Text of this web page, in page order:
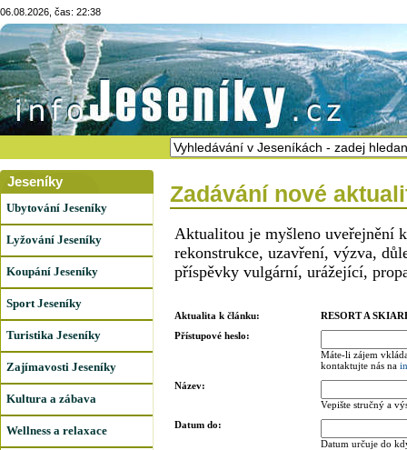
06.08.2026, čas: 22:38
Jeseníky
Ubytování Jeseníky
Lyžování Jeseníky
Koupání Jeseníky
Sport Jeseníky
Turistika Jeseníky
Zajímavosti Jeseníky
Kultura a zábava
Wellness a relaxace
Zadávání nové
Aktualitou je myšleno uveřejnění
rekonstrukce, uzavření, výzva,
příspěvky vulgární, urážející,
Aktualita k článku:
RESORT A
Přístupové heslo:
Máte-li zájem
kontaktujte nás na
Název:
Vepište stručný a
Datum do:
Datum určuje do